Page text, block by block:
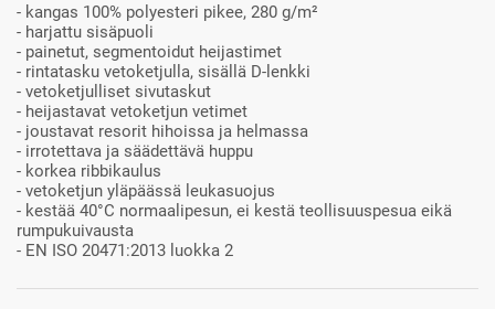
- kangas 100% polyesteri pikee, 280 g/m²
- harjattu sisäpuoli
- painetut, segmentoidut heijastimet
- rintatasku vetoketjulla, sisällä D-lenkki
- vetoketjulliset sivutaskut
- heijastavat vetoketjun vetimet
- joustavat resorit hihoissa ja helmassa
- irrotettava ja säädettävä huppu
- korkea ribbikaulus
- vetoketjun yläpäässä leukasuojus
- kestää 40°C normaalipesun, ei kestä teollisuuspesua eikä
rumpukuivausta
- EN ISO 20471:2013 luokka 2